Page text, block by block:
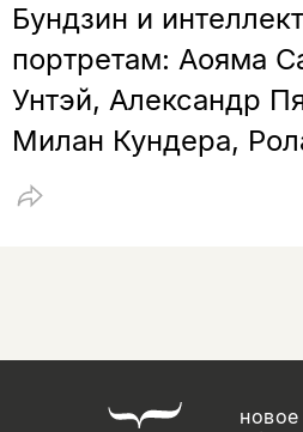
Бундзин и
портретам: Аояма
Унтэй, Александр
Милан Кундера,
новое